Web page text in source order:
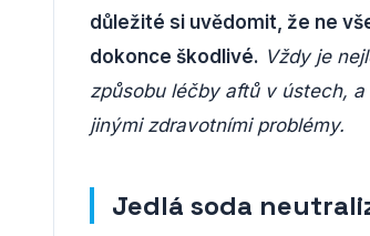
důležité si uvědomit, že ne
dokonce škodlivé. Vždy je
způsobu léčby aftů v ústech,
jinými zdravotními problémy.
Jedlá soda